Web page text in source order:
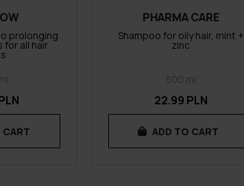
prolonging
for all hair
CART
PHARMA CARE
Shampoo for oily hair, mint +
zinc
500 ml
22.99 PLN
ADD TO CART